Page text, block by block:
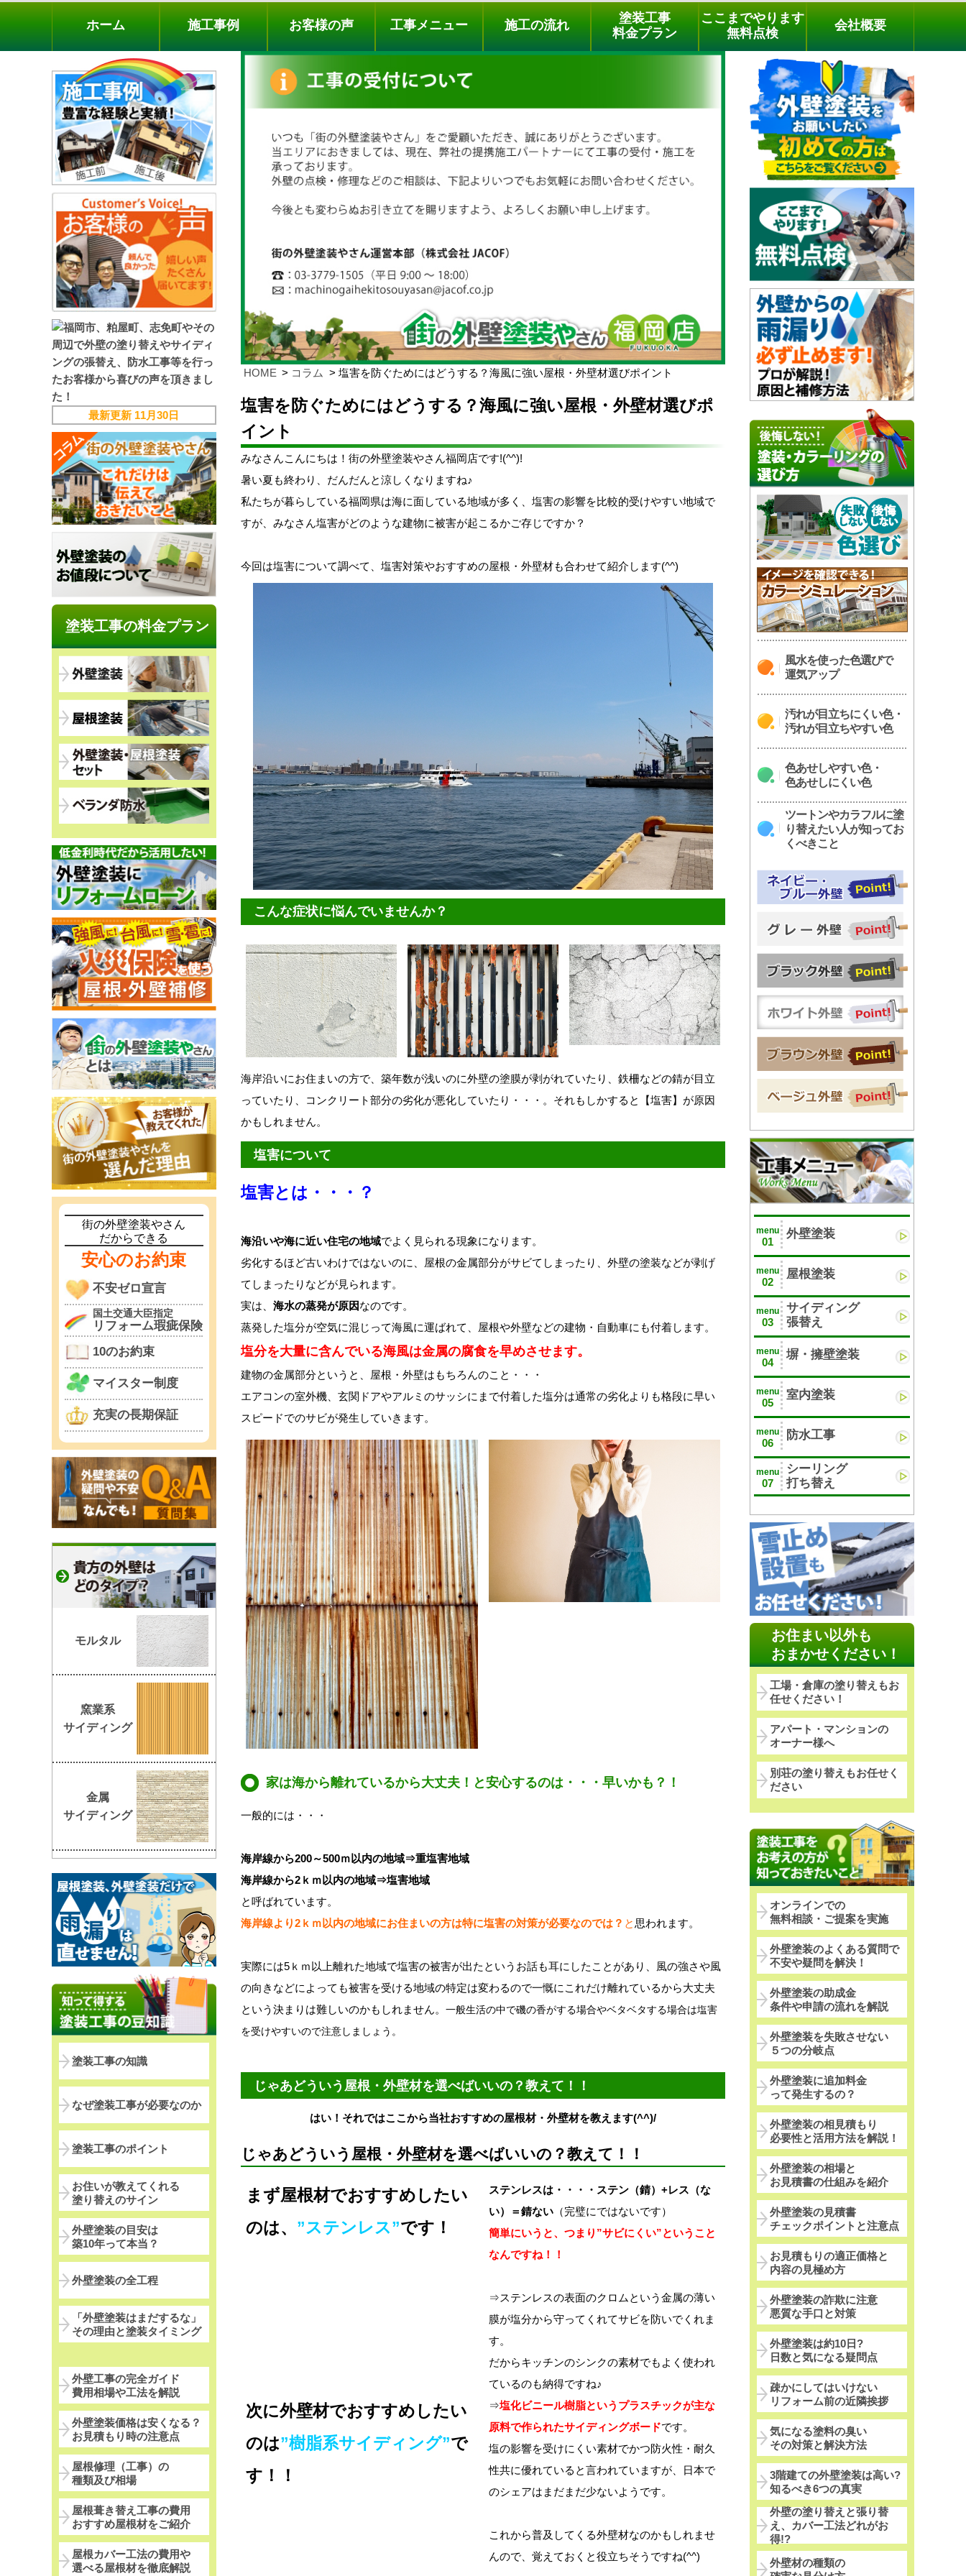
料金プラン 無料点検
電話でのご相談
[9時～18時まで受付中]
phone03-3779-1505
ホーム 施工事例 お客様の声 工事メニュー 施工の流れ
塗装工事
料金プラン
ここまでやります
無料点検
会社概要
HOME コラム 塩害を防ぐためにはどうする？海風に強い屋根・外壁材選びポイント
塩害を防ぐためにはどうする？海風に強い屋根・外壁材選びポ
イント
みなさんこんにちは！街の外壁塗装やさん福岡店です!(^^)!
暑い夏も終わり、だんだんと涼しくなりますね♪
私たちが暮らしている福岡県は海に面している地域が多く、塩害の影響を比較的受けやすい地域で
すが、みなさん塩害がどのような建物に被害が起こるかご存じですか？
今回は塩害について調べて、塩害対策やおすすめの屋根・外壁材も合わせて紹介します(^^)
こんな症状に悩んでいませんか？
海岸沿いにお住まいの方で、築年数が浅いのに外壁の塗膜が剥がれていたり、鉄柵などの錆が目立
っていたり、コンクリート部分の劣化が悪化していたり・・・。それもしかすると【塩害】が原因
かもしれません。
塩害について
塩害とは・・・？
海沿いや海に近い住宅の地域でよく見られる現象になります。
劣化するほど古いわけではないのに、屋根の金属部分がサビてしまったり、外壁の塗装などが剥げ
てしまったりなどが見られます。
実は、 海水の蒸発が原因なのです。
蒸発した塩分が空気に混じって海風に運ばれて、屋根や外壁などの建物・自動車にも付着します。
塩分を大量に含んでいる海風は金属の腐食を早めさせます。
建物の金属部分というと、屋根・外壁はもちろんのこと・・・
エアコンの室外機、玄関ドアやアルミのサッシにまで付着した塩分は通常の劣化よりも格段に早い
スピードでのサビが発生していきます。
家は海から離れているから大丈夫！と安心するのは・・・早いかも？！
一般的には・・・
海岸線から200～500ｍ以内の地域⇒重塩害地域
海岸線から2ｋｍ以内の地域⇒塩害地域
と呼ばれています。
海岸線より2ｋｍ以内の地域にお住まいの方は特に塩害の対策が必要なのでは？ と 思われます。
実際には5ｋｍ以上離れた地域で塩害の被害が出たというお話も耳にしたことがあり、風の強さや風
の向きなどによっても被害を受ける地域の特定は変わるので一慨にこれだけ離れているから大丈夫
という決まりは難しいのかもしれません。 一般生活の中で磯の香がする場合やベタベタする場合は塩害
を受けやすいので注意しましょう。
じゃあどういう屋根・外壁材を選べばいいの？教えて！！
はい！それではここから当社おすすめの屋根材・外壁材を教えます(^^)/
じゃあどういう屋根・外壁材を選べばいいの？教えて！！
まず屋根材でおすすめしたい
のは、 ”ステンレス”です！
ステンレスは・・・・ステン（錆）+レス（な
い）＝錆ない（完璧にではないです）
簡単にいうと、つまり”サビにくい”ということ
なんですね！！
⇒ステンレスの表面のクロムという金属の薄い
膜が塩分から守ってくれてサビを防いでくれま
す。
だからキッチンのシンクの素材でもよく使われ
ているのも納得ですね♪
次に外壁材でおすすめしたい
のは”樹脂系サイディング”で
す！！
⇒塩化ビニール樹脂というプラスチックが主な
原料で作られたサイディングボードです。
塩の影響を受けにくい素材でかつ防火性・耐久
性共に優れていると言われていますが、日本で
のシェアはまだまだ少ないようです。
これから普及してくる外壁材なのかもしれませ
んので、覚えておくと役立ちそうですね(^^)
風水を使った色選びで
運気アップ
汚れが目立ちにくい色・
汚れが目立ちやすい色
色あせしやすい色・
色あせしにくい色
ツートンやカラフルに塗
り替えたい人が知ってお
くべきこと
menu
01
外壁塗装
menu
02
屋根塗装
menu
03
サイディング
張替え
menu
04
塀・擁壁塗装
menu
05
室内塗装
menu
06
防水工事
menu
07
シーリング
打ち替え
お住まい以外も
おまかせください！
工場・倉庫の塗り替えもお
任せください！
アパート・マンションの
オーナー様へ
別荘の塗り替えもお任せく
ださい
オンラインでの
無料相談・ご提案を実施
外壁塗装のよくある質問で
不安や疑問を解決！
外壁塗装の助成金
条件や申請の流れを解説
外壁塗装を失敗させない
５つの分岐点
外壁塗装に追加料金
って発生するの？
外壁塗装の相見積もり
必要性と活用方法を解説！
外壁塗装の相場と
お見積書の仕組みを紹介
外壁塗装の見積書
チェックポイントと注意点
お見積もりの適正価格と
内容の見極め方
外壁塗装の詐欺に注意
悪質な手口と対策
外壁塗装は約10日?
日数と気になる疑問点
疎かにしてはいけない
リフォーム前の近隣挨拶
気になる塗料の臭い
その対策と解決方法
3階建ての外壁塗装は高い?
知るべき6つの真実
外壁の塗り替えと張り替
え、カバー工法どれがお
得!?
外壁材の種類の
最新更新 11月30日
塗装工事の料金プラン
街の外壁塗装やさん
だからできる
安心のお約束
不安ゼロ宣言
国土交通大臣指定
リフォーム瑕疵保険
10のお約束
マイスター制度
充実の長期保証
モルタル
窯業系
サイディング
金属
サイディング
塗装工事の知識
なぜ塗装工事が必要なのか
塗装工事のポイント
お住いが教えてくれる
塗り替えのサイン
外壁塗装の目安は
築10年って本当？
外壁塗装の全工程
「外壁塗装はまだするな」
その理由と塗装タイミング
外壁工事の完全ガイド
費用相場や工法を解説
外壁塗装価格は安くなる？
お見積もり時の注意点
屋根修理（工事）の
種類及び相場
屋根葺き替え工事の費用
おすすめ屋根材をご紹介
屋根カバー工法の費用や
選べる屋根材を徹底解説